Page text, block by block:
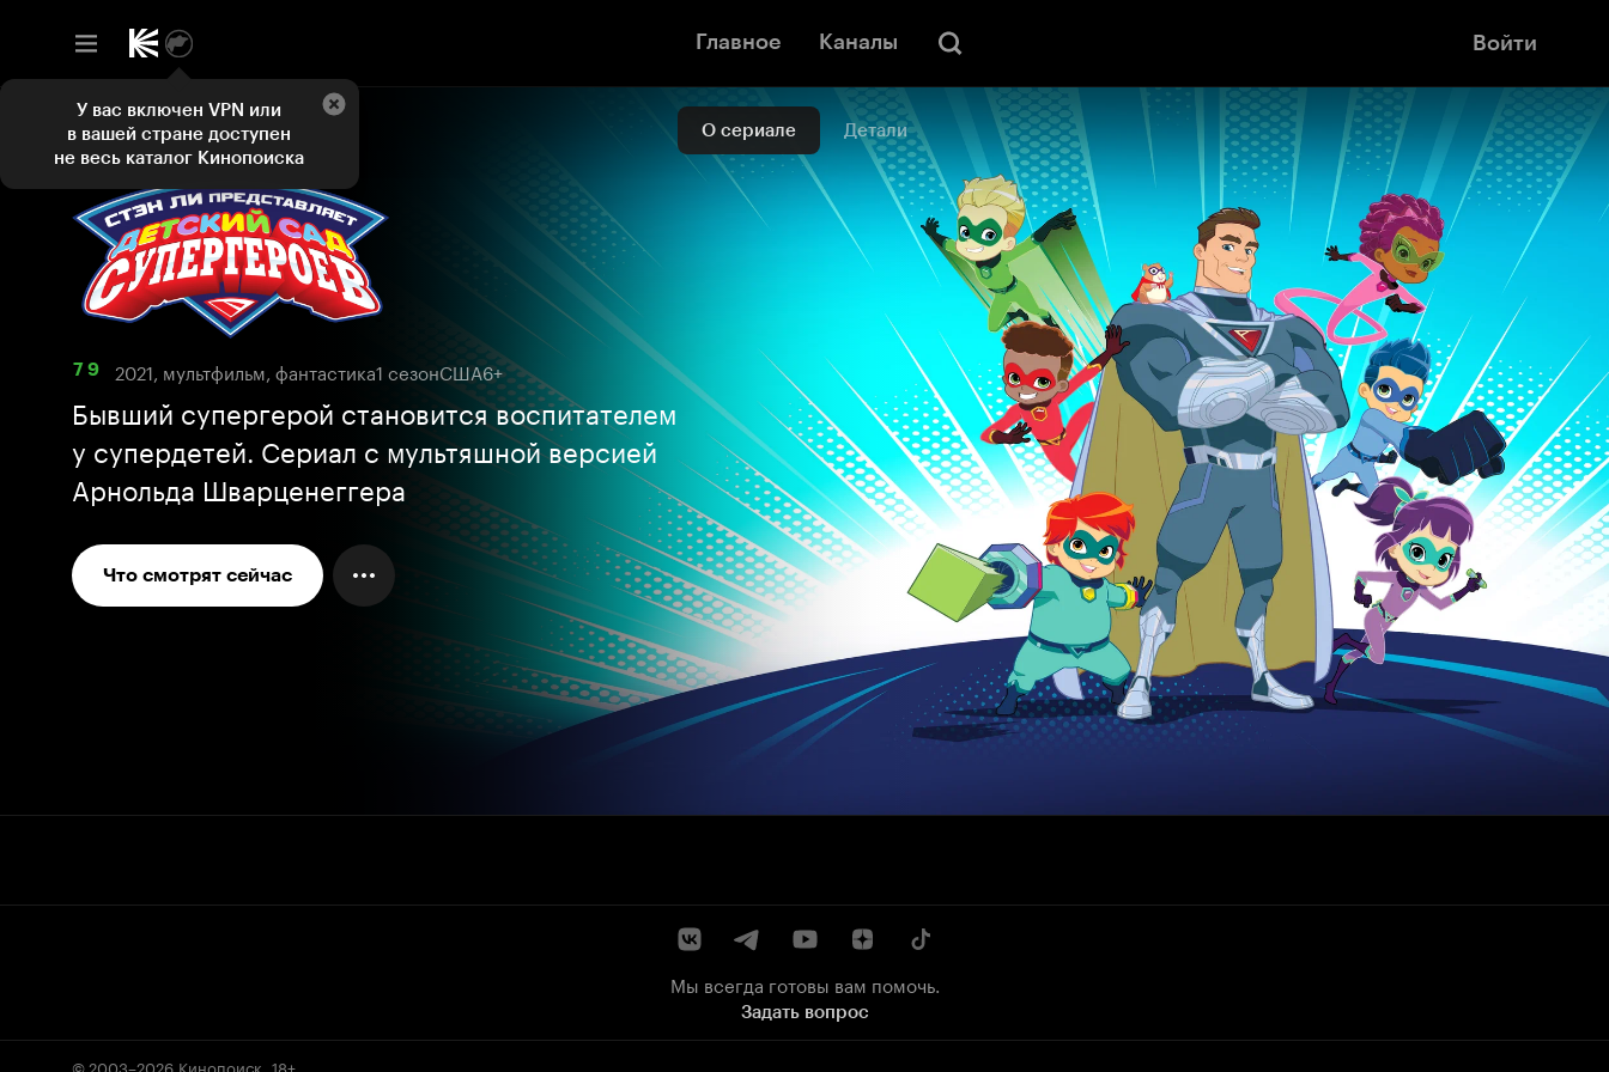
Главное Каналы Войти
О сериале Детали
7 9 2021, мультфильм, фантастика1 сезонСША6+
Бывший супергерой становится воспитателем
у супердетей. Сериал с мультяшной версией
Арнольда Шварценеггера
Что смотрят сейчас
Мы всегда готовы вам помочь.
Задать вопрос
© 2003–2026 Кинопоиск 18+
У вас включен VPN или
в вашей стране доступен
не весь каталог Кинопоиска